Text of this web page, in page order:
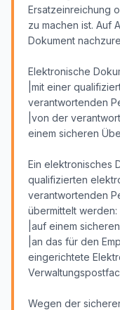
Ersatzeinreichung
zu machen ist. Auf
Dokument
Elektronische
|mit einer
verantwortenden
|von der
einem sicheren
Ein elektronisches
qualifizierten
verantwortenden
übermittelt werden:
|auf einem
|an das für den
eingerichtete
Wegen der